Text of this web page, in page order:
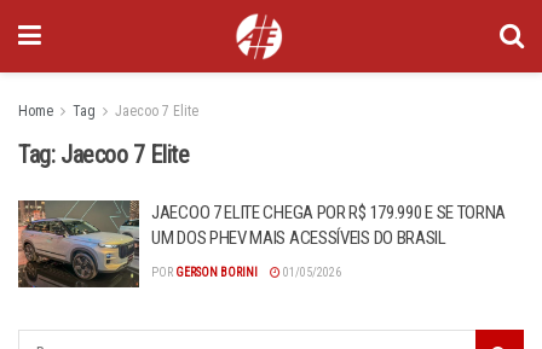
Home Tag Jaecoo 7 Elite
Tag: Jaecoo 7 Elite
JAECOO 7 ELITE CHEGA POR R$ 179.990 E SE TORNA
UM DOS PHEV MAIS ACESSÍVEIS DO BRASIL
POR GERSON BORINI 01/05/2026